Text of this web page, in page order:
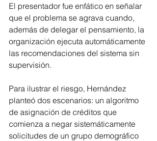
El presentador fue enfático en señalar
que el problema se agrava cuando,
además de delegar el pensamiento, la
organización ejecuta automáticamente
las recomendaciones del sistema sin
supervisión.
Para ilustrar el riesgo, Hernández
planteó dos escenarios: un algoritmo
de asignación de créditos que
comienza a negar sistemáticamente
solicitudes de un grupo demográfico